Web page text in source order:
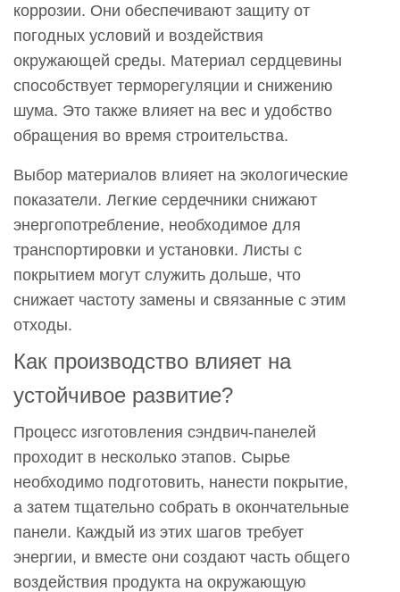
3
Могут
ли
сэндвич-
панели
PCGI
энергоэффективность
зданий?
4
Поддаются
ли
сэндвич-
панели
PCGI
вторичной
переработке?
5
транспортировка
установка
на
коррозии. Они обеспечивают защиту от
погодных условий и воздействия
окружающей среды. Материал сердцевины
способствует терморегуляции и снижению
шума. Это также влияет на вес и удобство
обращения во время строительства.
Выбор материалов влияет на экологические
показатели. Легкие сердечники снижают
энергопотребление, необходимое для
транспортировки и установки. Листы с
покрытием могут служить дольше, что
снижает частоту замены и связанные с этим
отходы.
Как производство влияет на
устойчивое развитие?
Процесс изготовления сэндвич-панелей
проходит в несколько этапов. Сырье
необходимо подготовить, нанести покрытие,
а затем тщательно собрать в окончательные
панели. Каждый из этих шагов требует
энергии, и вместе они создают часть общего
воздействия продукта на окружающую